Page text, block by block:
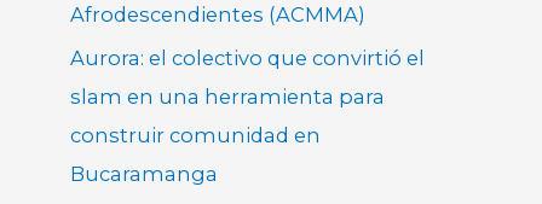
Afrodescendientes (ACMMA)
Aurora: el colectivo que convirtió el
slam en una herramienta para
construir comunidad en
Bucaramanga